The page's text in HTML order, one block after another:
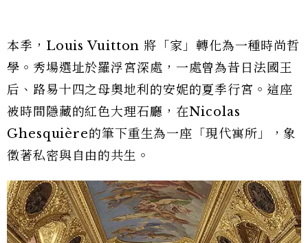
本季，Louis Vuitton 將「家」轉化為一種時尚哲
學。秀場選址於羅浮宮深處，一處曾為昔日法國王
后、路易十四之母奧地利的安妮的夏季行宮。這座
被時間隱藏的紅色大理石廳，在Nicolas
Ghesquière的筆下重生為一座「現代寓所」，象
徵著私密與自由的共生。